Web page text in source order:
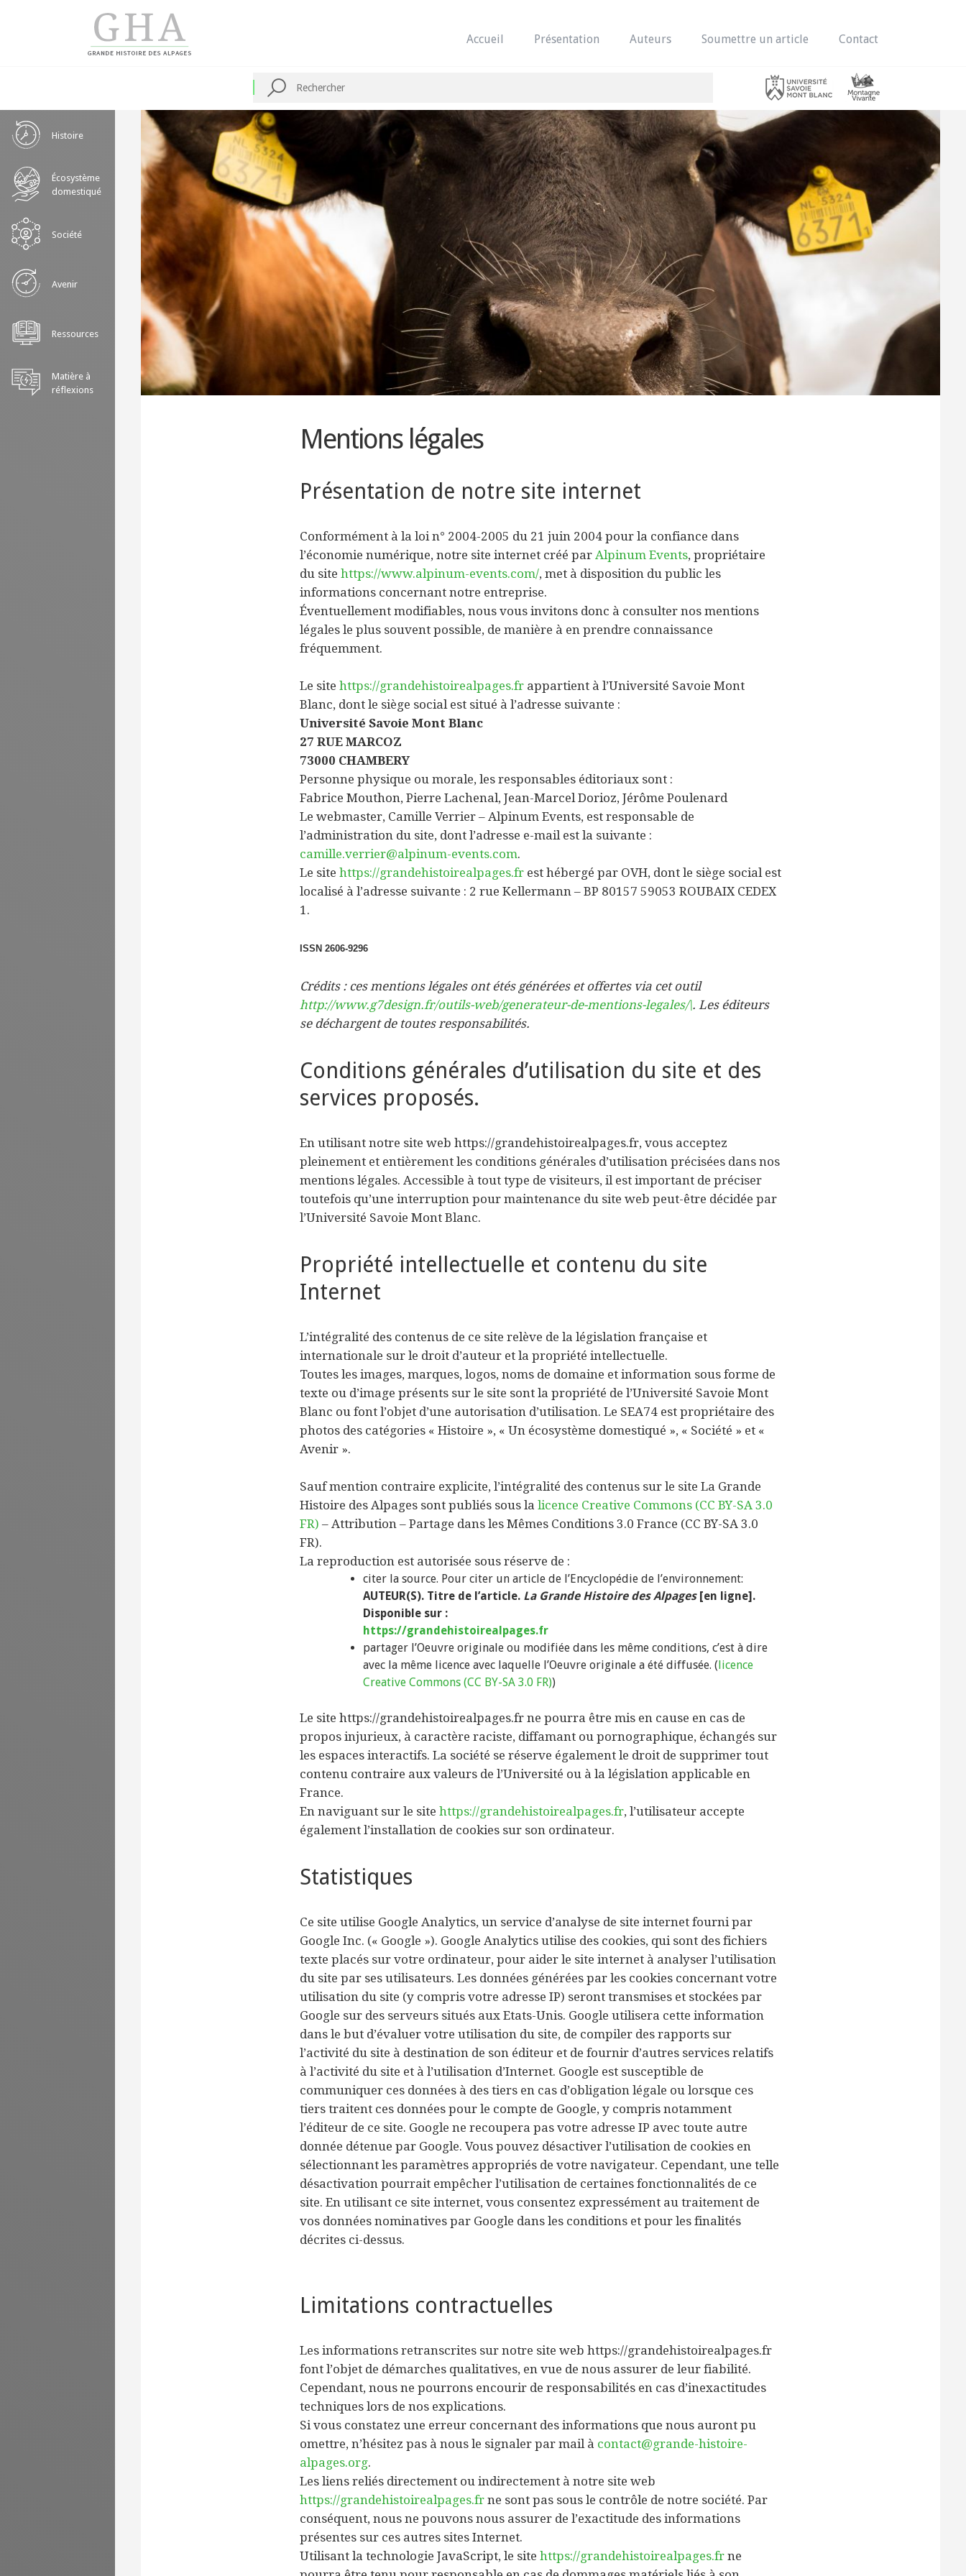
Accueil Présentation Auteurs Soumettre un article Contact
Recherche
Histoire
Écosystème
domestiqué
Société
Avenir
Ressources
Matière à
réflexions
Mentions légales
Présentation de notre site internet
Conformément à la loi n° 2004-2005 du 21 juin 2004 pour la confiance dans
l’économie numérique, notre site internet créé par Alpinum Events, propriétaire
du site https://www.alpinum-events.com/, met à disposition du public les
informations concernant notre entreprise.
Éventuellement modifiables, nous vous invitons donc à consulter nos mentions
légales le plus souvent possible, de manière à en prendre connaissance
fréquemment.
Le site https://grandehistoirealpages.frappartient à l’Université Savoie Mont
Blanc, dont le siège social est situé à l’adresse suivante :
Université Savoie Mont Blanc
27 RUE MARCOZ
73000 CHAMBERY
Personne physique ou morale, les responsables éditoriaux sont :
Fabrice Mouthon, Pierre Lachenal, Jean-Marcel Dorioz, Jérôme Poulenard
Le webmaster, Camille Verrier – Alpinum Events, est responsable de
l’administration du site, dont l’adresse e-mail est la suivante :
camille.verrier@alpinum-events.com.
Le site https://grandehistoirealpages.frest hébergé par OVH, dont le siège social est
localisé à l’adresse suivante : 2 rue Kellermann – BP 80157 59053 ROUBAIX CEDEX
1.
ISSN 2606-9296
Crédits : ces mentions légales ont étés générées et offertes via cet outil
http://www.g7design.fr/outils-web/generateur-de-mentions-legales/\. Les éditeurs
se déchargent de toutes responsabilités.
Conditions générales d’utilisation du site et des
services proposés.
En utilisant notre site web https://grandehistoirealpages.fr, vous acceptez
pleinement et entièrement les conditions générales d’utilisation précisées dans nos
mentions légales. Accessible à tout type de visiteurs, il est important de préciser
toutefois qu’une interruption pour maintenance du site web peut-être décidée par
l’Université Savoie Mont Blanc.
Propriété intellectuelle et contenu du site
Internet
L’intégralité des contenus de ce site relève de la législation française et
internationale sur le droit d’auteur et la propriété intellectuelle.
Toutes les images, marques, logos, noms de domaine et information sous forme de
texte ou d’image présents sur le site sont la propriété de l’Université Savoie Mont
Blanc ou font l’objet d’une autorisation d’utilisation. Le SEA74 est propriétaire des
photos des catégories « Histoire », « Un écosystème domestiqué », « Société » et «
Avenir ».
Sauf mention contraire explicite, l’intégralité des contenus sur le site La Grande
Histoire des Alpages sont publiés sous la licence Creative Commons (CC BY-SA 3.0
FR) – Attribution – Partage dans les Mêmes Conditions 3.0 France (CC BY-SA 3.0
FR).
La reproduction est autorisée sous réserve de :
citer la source. Pour citer un article de l’Encyclopédie de l’environnement:
AUTEUR(S). Titre de l’article. La Grande Histoire des Alpages[en ligne].
Disponible sur :
https://grandehistoirealpages.fr
partager l’Oeuvre originale ou modifiée dans les même conditions, c’est à dire
avec la même licence avec laquelle l’Oeuvre originale a été diffusée. (licence
Creative Commons (CC BY-SA 3.0 FR))
Le site https://grandehistoirealpages.fr ne pourra être mis en cause en cas de
propos injurieux, à caractère raciste, diffamant ou pornographique, échangés sur
les espaces interactifs. La société se réserve également le droit de supprimer tout
contenu contraire aux valeurs de l’Université ou à la législation applicable en
France.
En naviguant sur le site https://grandehistoirealpages.fr, l’utilisateur accepte
également l’installation de cookies sur son ordinateur.
Statistiques
Ce site utilise Google Analytics, un service d’analyse de site internet fourni par
Google Inc. (« Google »). Google Analytics utilise des cookies, qui sont des fichiers
texte placés sur votre ordinateur, pour aider le site internet à analyser l’utilisation
du site par ses utilisateurs. Les données générées par les cookies concernant votre
utilisation du site (y compris votre adresse IP) seront transmises et stockées par
Google sur des serveurs situés aux Etats-Unis. Google utilisera cette information
dans le but d’évaluer votre utilisation du site, de compiler des rapports sur
l’activité du site à destination de son éditeur et de fournir d’autres services relatifs
à l’activité du site et à l’utilisation d’Internet. Google est susceptible de
communiquer ces données à des tiers en cas d’obligation légale ou lorsque ces
tiers traitent ces données pour le compte de Google, y compris notamment
l’éditeur de ce site. Google ne recoupera pas votre adresse IP avec toute autre
donnée détenue par Google. Vous pouvez désactiver l’utilisation de cookies en
sélectionnant les paramètres appropriés de votre navigateur. Cependant, une telle
désactivation pourrait empêcher l’utilisation de certaines fonctionnalités de ce
site. En utilisant ce site internet, vous consentez expressément au traitement de
vos données nominatives par Google dans les conditions et pour les finalités
décrites ci-dessus.
Limitations contractuelles
Les informations retranscrites sur notre site web https://grandehistoirealpages.fr
font l’objet de démarches qualitatives, en vue de nous assurer de leur fiabilité.
Cependant, nous ne pourrons encourir de responsabilités en cas d’inexactitudes
techniques lors de nos explications.
Si vous constatez une erreur concernant des informations que nous auront pu
omettre, n’hésitez pas à nous le signaler par mail à contact@grande-histoire-
alpages.org.
Les liens reliés directement ou indirectement à notre site web
https://grandehistoirealpages.frne sont pas sous le contrôle de notre société. Par
conséquent, nous ne pouvons nous assurer de l’exactitude des informations
présentes sur ces autres sites Internet.
Utilisant la technologie JavaScript, le site https://grandehistoirealpages.frne